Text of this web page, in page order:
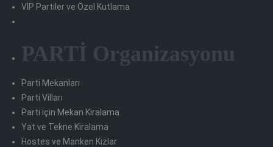
VİP Partiler ve Özel Kutlama
PARTİ Organizasyonu
Parti Mekanları
Parti Vilları
Parti için Mekan Kiralama
Yat ve Tekne Kiralama
Hostes ve Manken Kızlar